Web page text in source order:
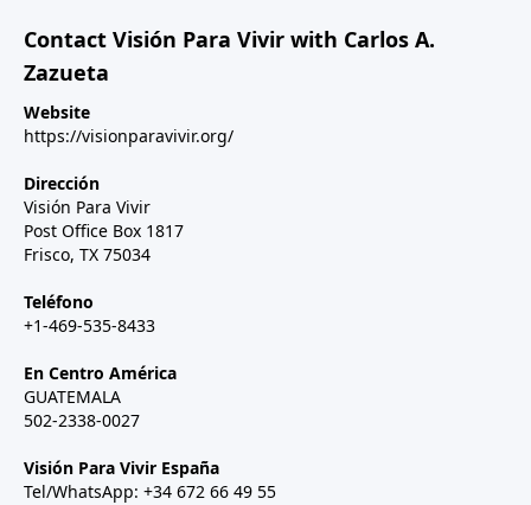
Contact Visión Para Vivir with Carlos A.
Zazueta
Website
https://visionparavivir.org/
Dirección
Visión Para Vivir
Post Office Box 1817
Frisco, TX 75034
Teléfono
+1-469-535-8433
En Centro América
GUATEMALA
502-2338-0027
Visión Para Vivir España
Tel/WhatsApp: +34 672 66 49 55